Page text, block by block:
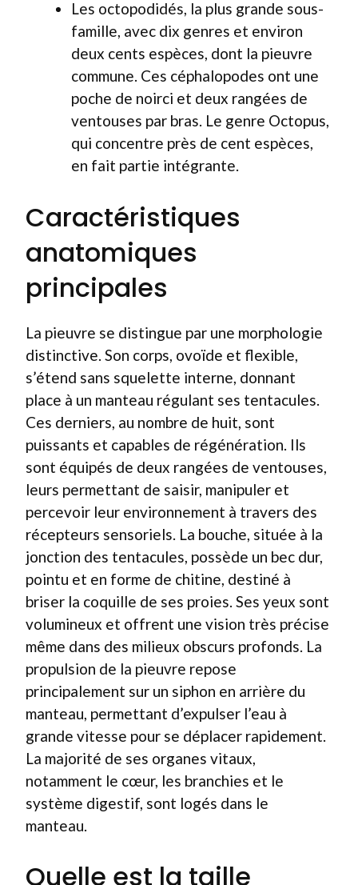
Les octopodidés, la plus grande sous-
famille, avec dix genres et environ
deux cents espèces, dont la pieuvre
commune. Ces céphalopodes ont une
poche de noirci et deux rangées de
ventouses par bras. Le genre Octopus,
qui concentre près de cent espèces,
en fait partie intégrante.
Caractéristiques
anatomiques
principales
La pieuvre se distingue par une morphologie
distinctive. Son corps, ovoïde et flexible,
s’étend sans squelette interne, donnant
place à un manteau régulant ses tentacules.
Ces derniers, au nombre de huit, sont
puissants et capables de régénération. Ils
sont équipés de deux rangées de ventouses,
leurs permettant de saisir, manipuler et
percevoir leur environnement à travers des
récepteurs sensoriels. La bouche, située à la
jonction des tentacules, possède un bec dur,
pointu et en forme de chitine, destiné à
briser la coquille de ses proies. Ses yeux sont
volumineux et offrent une vision très précise
même dans des milieux obscurs profonds. La
propulsion de la pieuvre repose
principalement sur un siphon en arrière du
manteau, permettant d’expulser l’eau à
grande vitesse pour se déplacer rapidement.
La majorité de ses organes vitaux,
notamment le cœur, les branchies et le
système digestif, sont logés dans le
manteau.
Quelle est la taille